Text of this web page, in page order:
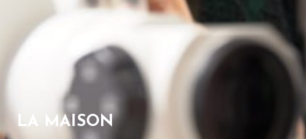
LA MAISON